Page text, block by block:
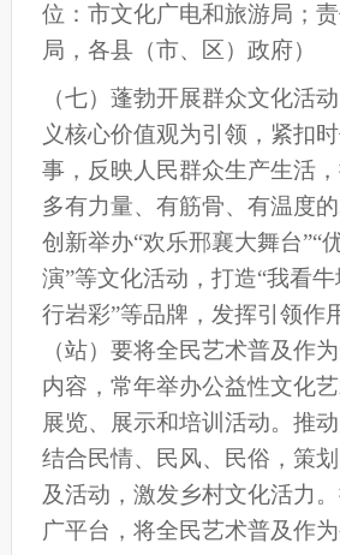
位：市文化广电和旅游局；
局，各县（市、区）政府）
（七）蓬勃开展群众文化活动
义核心价值观为引领，紧扣
事， 反映人民群众生产生活
多有力量、有筋骨、有温度
创新举办“欢乐邢襄大舞台”“
演”等文化活动，打造“我看
行岩彩”等品牌，发挥引领作
（站）要将全民艺术普及作
内容，常年举办公益性文化艺
展览、展示和培训活动。推
结合民情、民风、民俗，策
及活动，激发乡村文化活力
广平台，将全民艺术普及作